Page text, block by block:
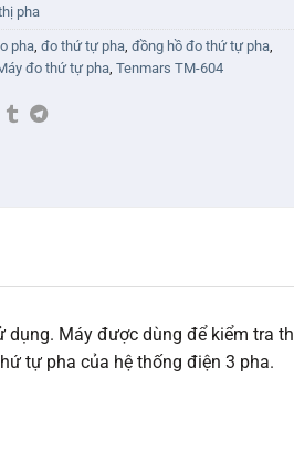
pha
pha, đo thứ tự pha, đồng hồ đo thứ tự pha,
đo thứ tự pha, Tenmars TM-604
dụng. Máy được dùng để kiểm tra
tự pha của hệ thống điện 3 pha.